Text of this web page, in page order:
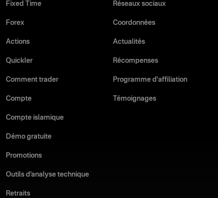
Fixed Time
Forex
Actions
Quickler
Comment trader
Compte
Compte islamique
Démo gratuite
Promotions
Outils d’analyse technique
Retraits
Réseaux sociaux
Coordonnées
Actualités
Récompenses
Programme d'affiliation
Témoignages